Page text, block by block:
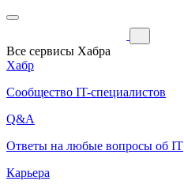
Все сервисы Хабра
Хабр
Сообщество IT-специалистов
Q&A
Ответы на любые вопросы об IT
Карьера